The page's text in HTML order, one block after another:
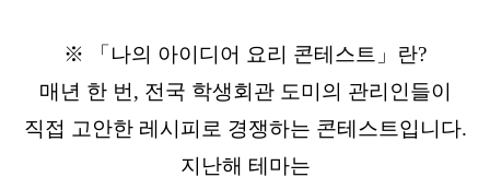
※ 「나의 아이디어 요리 콘테스트」란?
매년 한 번, 전국 학생회관 도미의 관리인들이
직접 고안한 레시피로 경쟁하는 콘테스트입니다.
지난해 테마는